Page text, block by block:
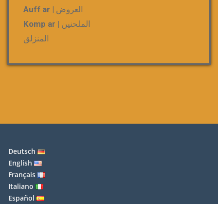
العروض | Auff ar
الملحنين | Komp ar
المنزلق
Deutsch
English
Français
Italiano
Español